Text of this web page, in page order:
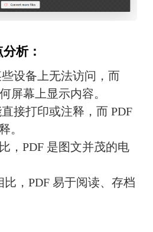
析：
设备上无法访问，而
屏幕上显示内容。
接打印或注释，而 PDF
。
，PDF 是图文并茂的电
比，PDF 易于阅读、存档